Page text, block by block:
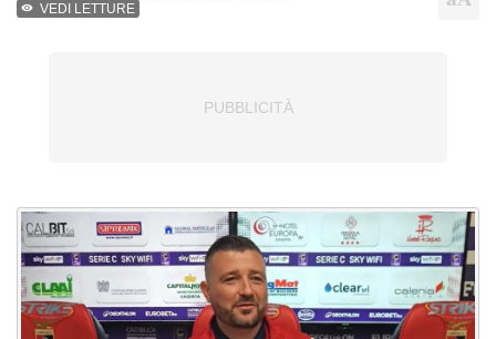
VEDI LETTURE